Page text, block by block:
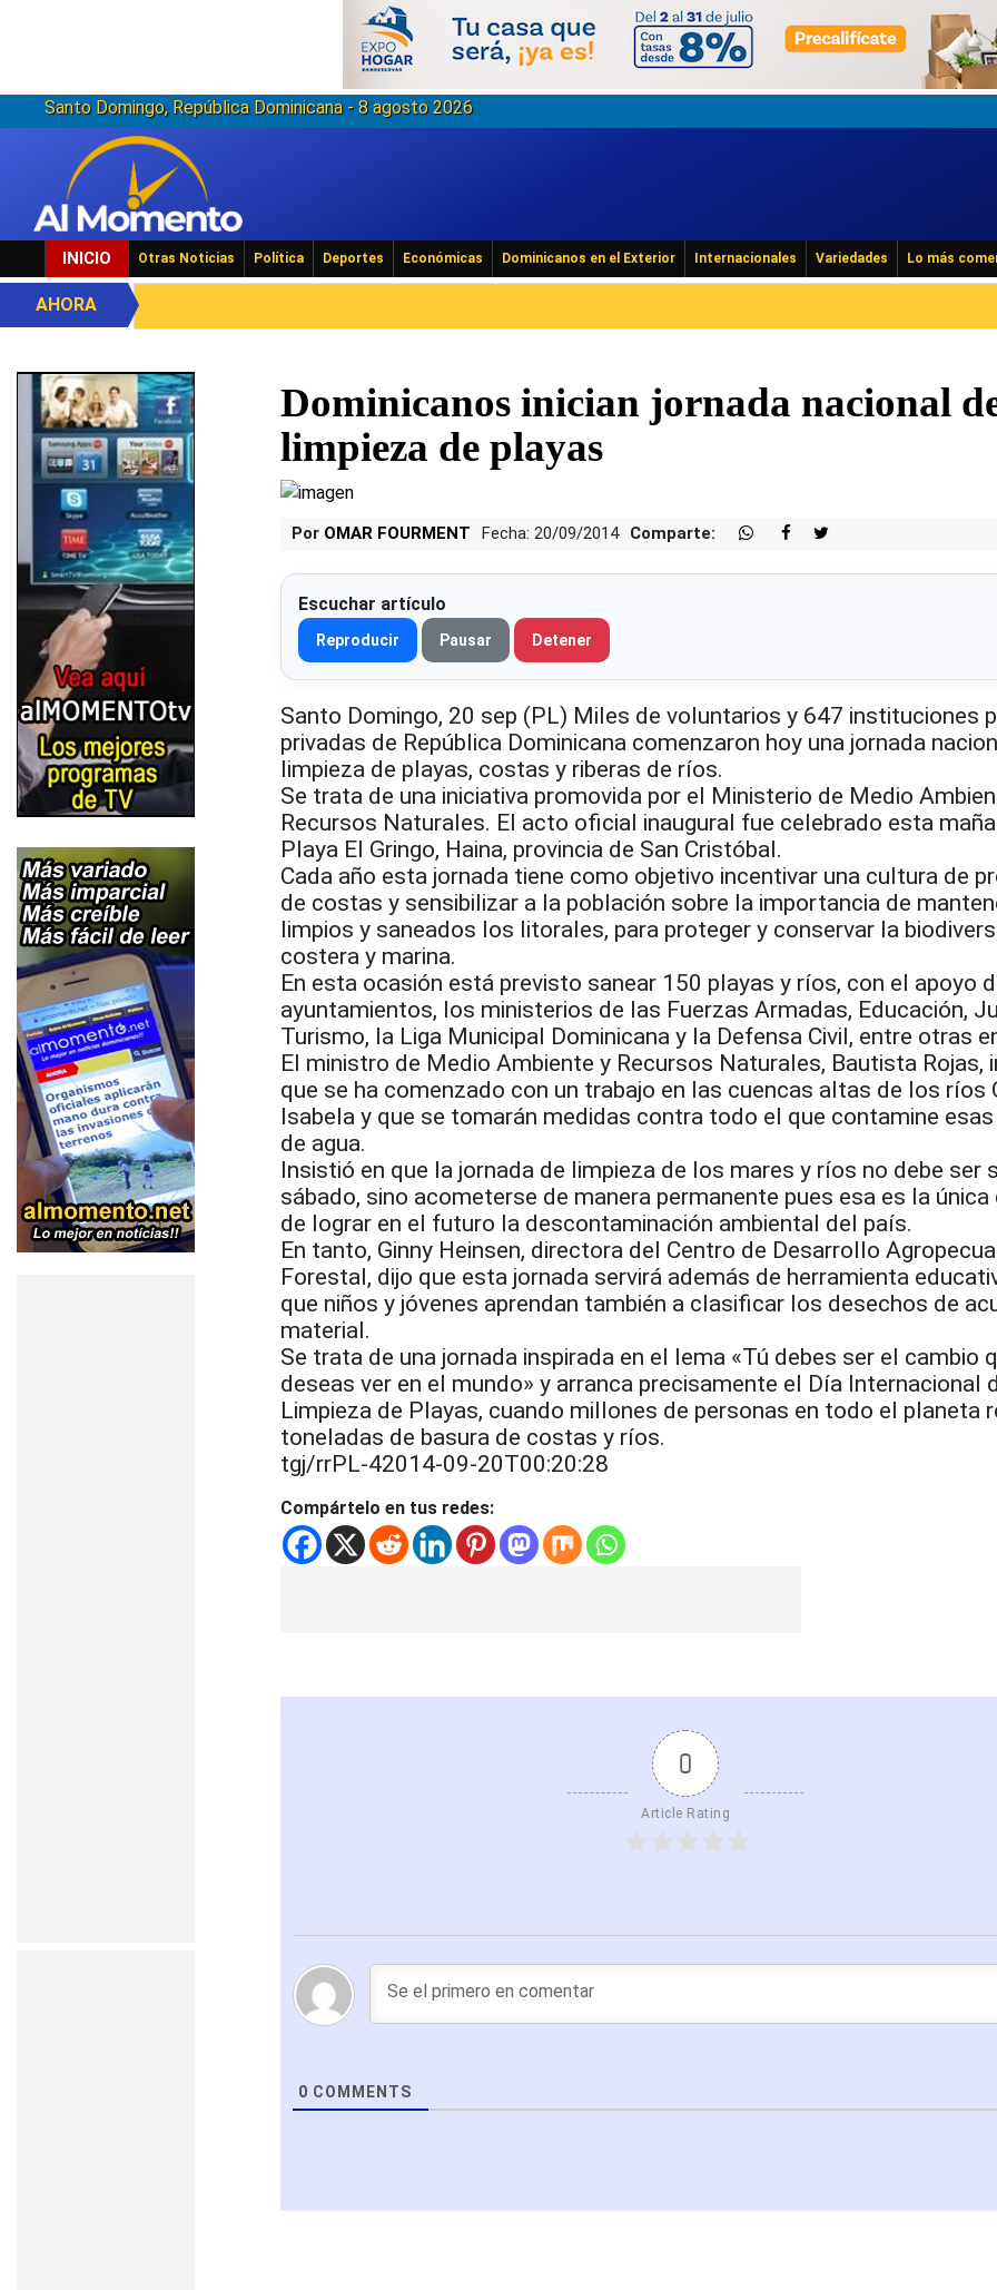
Santo Domingo, República Dominicana - 8 agosto 2026
INICIO Otras Noticias Política Deportes Económicas Dominicanos en el Exterior Internacionales Variedades Lo más
AHORA
Dominicanos inician jornada nacional
limpieza de playas
Por OMAR FOURMENT Fecha: 20/09/2014 Comparte:
Escuchar artículo
Reproducir Pausar Detener
Santo Domingo, 20 sep (PL) Miles de voluntarios y 647 instituciones
privadas de República Dominicana comenzaron hoy una jornada
limpieza de playas, costas y riberas de ríos.
Se trata de una iniciativa promovida por el Ministerio de Medio
Recursos Naturales. El acto oficial inaugural fue celebrado esta
Playa El Gringo, Haina, provincia de San Cristóbal.
Cada año esta jornada tiene como objetivo incentivar una cultura de
de costas y sensibilizar a la población sobre la importancia de
limpios y saneados los litorales, para proteger y conservar la
costera y marina.
En esta ocasión está previsto sanear 150 playas y ríos, con el apoyo
ayuntamientos, los ministerios de las Fuerzas Armadas, Educación,
Turismo, la Liga Municipal Dominicana y la Defensa Civil, entre otras
El ministro de Medio Ambiente y Recursos Naturales, Bautista Rojas,
que se ha comenzado con un trabajo en las cuencas altas de los ríos
Isabela y que se tomarán medidas contra todo el que contamine
de agua.
Insistió en que la jornada de limpieza de los mares y ríos no debe ser
sábado, sino acometerse de manera permanente pues esa es la
de lograr en el futuro la descontaminación ambiental del país.
En tanto, Ginny Heinsen, directora del Centro de Desarrollo
Forestal, dijo que esta jornada servirá además de herramienta
que niños y jóvenes aprendan también a clasificar los desechos de
material.
Se trata de una jornada inspirada en el lema «Tú debes ser el cambio
deseas ver en el mundo» y arranca precisamente el Día Internacional
Limpieza de Playas, cuando millones de personas en todo el planeta
toneladas de basura de costas y ríos.
tgj/rrPL-42014-09-20T00:20:28
Compártelo en tus redes:
0
Article Rating
0 COMMENTS